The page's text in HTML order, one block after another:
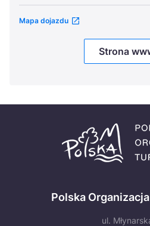
Mapa dojazdu
Strona
Polska
ul.